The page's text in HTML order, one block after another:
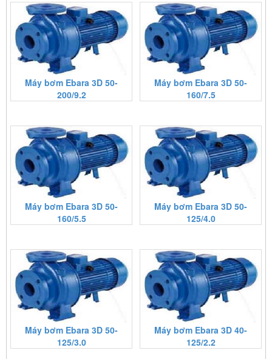
Máy bơm Ebara 3D 50-
200/9.2
Máy bơm Ebara 3D 50-
160/7.5
Máy bơm Ebara 3D 50-
160/5.5
Máy bơm Ebara 3D 50-
125/4.0
Máy bơm Ebara 3D 50-
125/3.0
Máy bơm Ebara 3D 40-
125/2.2